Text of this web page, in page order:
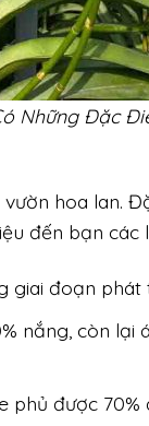
Những Đặc
hoa lan.
đến bạn các
giai đoạn phát
nắng, còn lại
phủ được